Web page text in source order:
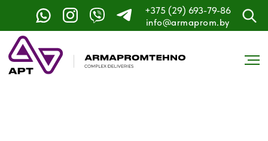
+375 (29) 693-79-86
info@armaprom.by
Контактный телефон: +375 (29) 693-79-86